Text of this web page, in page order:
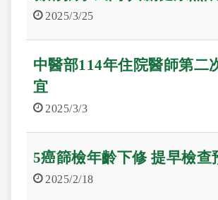
2025/3/25
中醫部114年住院醫師第二
宜
2025/3/3
5癌篩檢年齡下修 提早檢查
2025/2/18